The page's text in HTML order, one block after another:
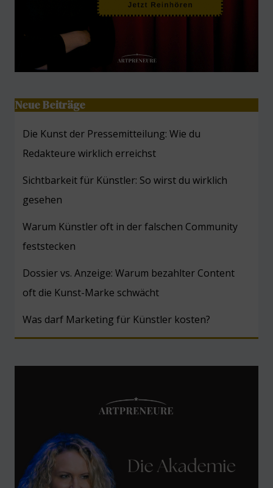
Neue Beiträge
Die Kunst der Pressemitteilung: Wie du
Redakteure wirklich erreichst
Sichtbarkeit für Künstler: So wirst du wirklich
gesehen
Warum Künstler oft in der falschen Community
feststecken
Dossier vs. Anzeige: Warum bezahlter Content
oft die Kunst-Marke schwächt
Was darf Marketing für Künstler kosten?